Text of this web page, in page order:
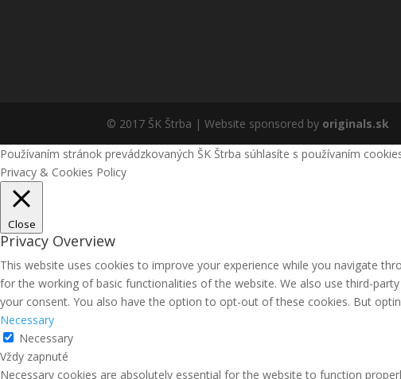
© 2017 ŠK Štrba | Website sponsored by originals.sk
Používaním stránok prevádzkovaných ŠK Štrba súhlasíte s používaním
Privacy & Cookies Policy
Close
Privacy Overview
This website uses cookies to improve your experience while you navigate
for the working of basic functionalities of the website. We also use third-
your consent. You also have the option to opt-out of these cookies. But
Necessary
Necessary
Vždy zapnuté
Necessary cookies are absolutely essential for the website to function